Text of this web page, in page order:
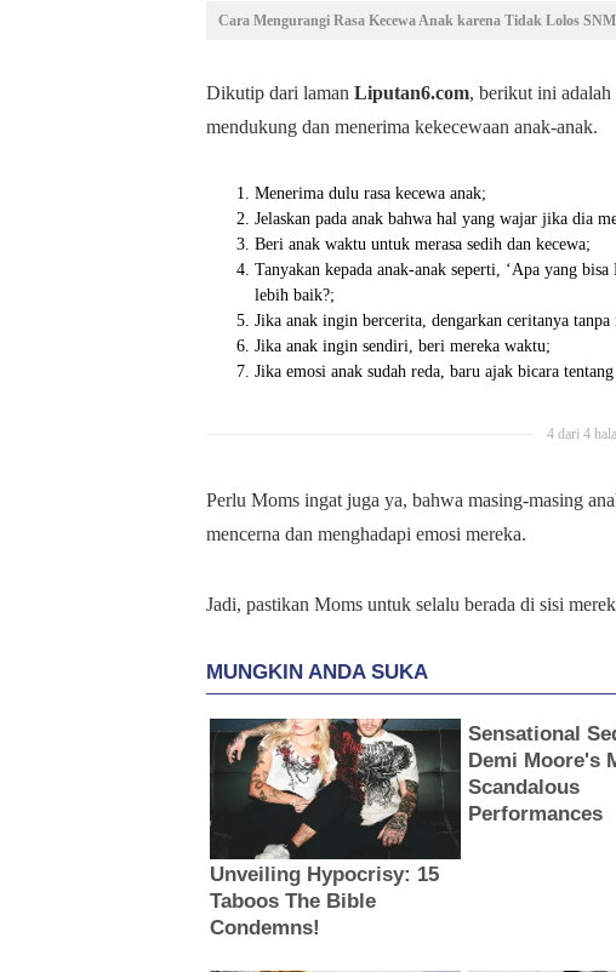
Cara Mengurangi Rasa Kecewa Anak karena Tidak Lolos
Dikutip dari laman Liputan6.com, berikut ini
mendukung dan menerima kekecewaan anak-anak.
Menerima dulu rasa kecewa anak;
Jelaskan pada anak bahwa hal yang wajar jika dia
Beri anak waktu untuk merasa sedih dan kecewa;
Tanyakan kepada anak-anak seperti, ‘Apa yang
lebih baik?;
Jika anak ingin bercerita, dengarkan ceritanya
Jika anak ingin sendiri, beri mereka waktu;
Jika emosi anak sudah reda, baru ajak bicara
4 dari 4
Perlu Moms ingat juga ya, bahwa masing-masing
mencerna dan menghadapi emosi mereka.
Jadi, pastikan Moms untuk selalu berada di sisi